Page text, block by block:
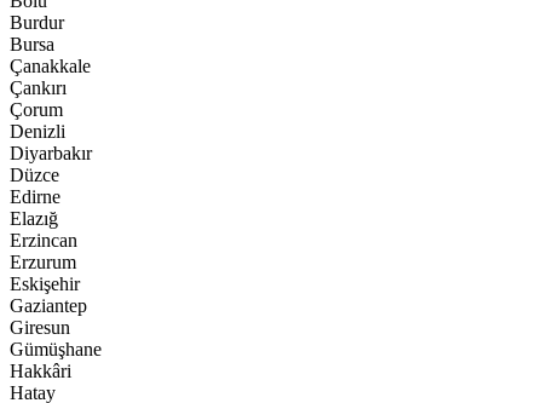
Burdur
Bursa
Çanakkale
Çankırı
Çorum
Denizli
Diyarbakır
Düzce
Edirne
Elazığ
Erzincan
Erzurum
Eskişehir
Gaziantep
Giresun
Gümüşhane
Hakkâri
Hatay